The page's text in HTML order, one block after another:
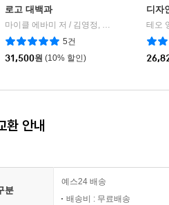
로고 대백과
마이클 에바미 저 / 김영정, 정이정 역
유엑
5건
31,500원 (10% 할인)
디자
테오
안내
분
예스24 배송
배송비 : 무료배송